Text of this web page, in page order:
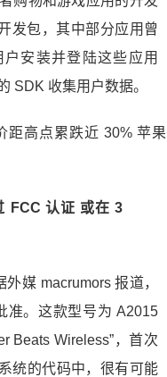
发包，其中部分应用曾
户安装并登陆这些应用
SDK 收集用户数据。
FCC 认证 或在 3
媒 macrumors 报道，
准。这款型号为 A2015
Beats Wireless”，首次
统的代码中，很有可能